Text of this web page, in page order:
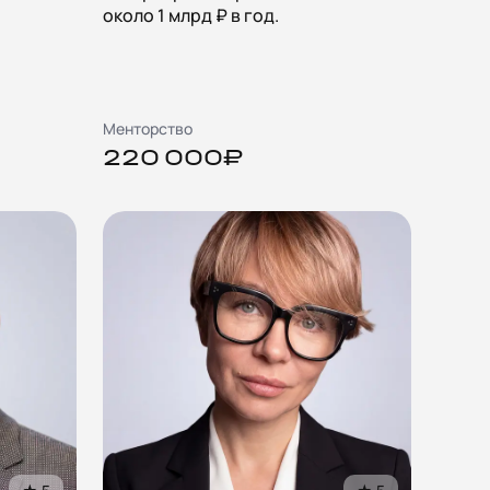
около 1 млрд ₽ в год.
Менторство
220 000₽